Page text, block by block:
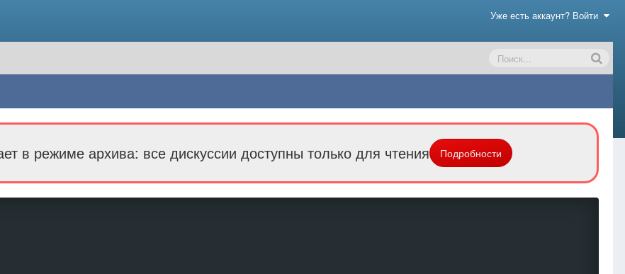
Уже есть аккаунт? Войти
в режиме архива: все дискуссии доступны только для чтения Подробности